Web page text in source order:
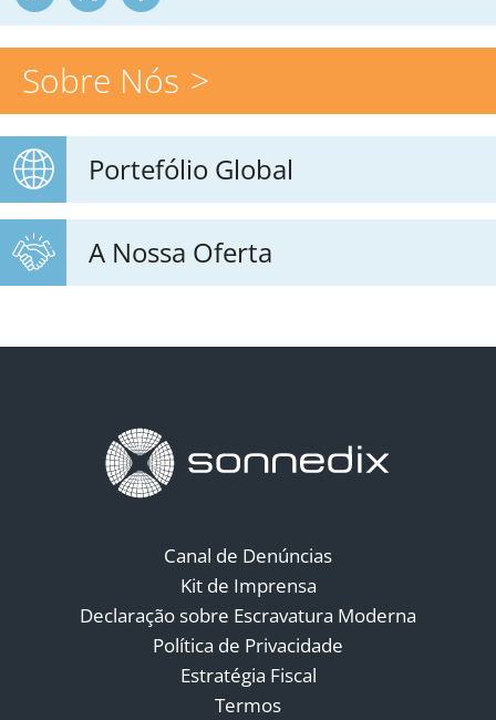
Sobre Nós
Portefólio Global
A Nossa Oferta
Canal de Denúncias
Kit de Imprensa
Declaração sobre Escravatura Moderna
Política de Privacidade
Estratégia Fiscal
Termos